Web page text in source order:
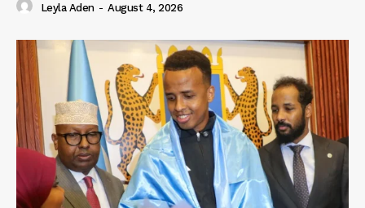
Leyla Aden - August 4, 2026